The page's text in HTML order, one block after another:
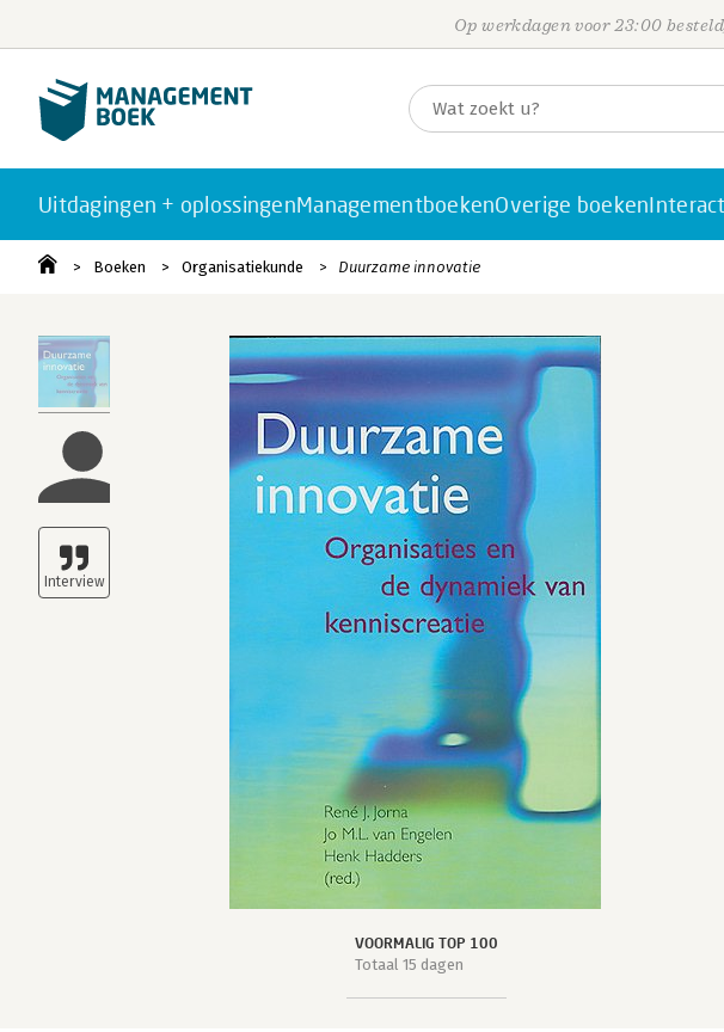
Op werkdagen voor 23:00
Uitdagingen + oplossingenManagementboekenOverige boeken
Boeken Organisatiekunde Duurzame innovatie
VOORMALIG TOP 100
Totaal 15 dagen